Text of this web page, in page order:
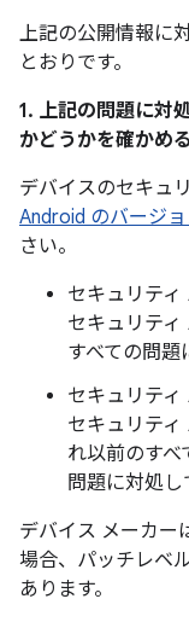
上記の公開情報に
とおりです。
1. 上記の問題に対
かどうかを確かめ
デバイスのセキュ
Android のバージ
さい。
セキュリティ
セキュリテ
すべての問題
セキュリテ
セキュリテ
れ以前のすべ
問題に対処し
デバイス メーカー
場合、パッチレベ
あります。